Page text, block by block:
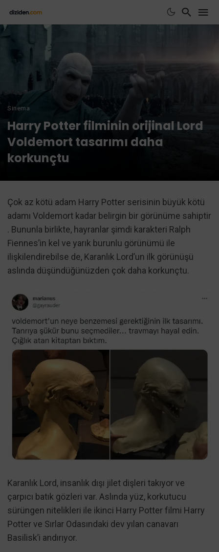
Sinema
Harry Potter filminin orijinal Lord
Voldemort tasarımı daha
korkunçtu
Çok az kötü adam Harry Potter serisinin büyük kötü
adamı Voldemort kadar belirgin bir görünüme sahiptir
. Bununla birlikte, hayranlar şimdi karakteri Ralph
Fiennes’in kel ve yarık burunlu görünümü ile
ilişkilendirebilse de, Karanlık Lord’un ilk görünüşü
aslında düşündüğünüzden çok daha korkunçtu.
Karanlık Lord, insanlık dışı jilet dişleri takıyor ve
çarpıcı batık gözleri var. Aslında yüz, korkutucu
sürüngen nitelikleri ile ikinci Harry Potter filmi Harry
Potter ve Sırlar Odasındaki dev yılan canavarı
Basilisk’i andırıyor.